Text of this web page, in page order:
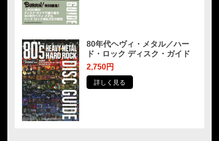
80年代ヘヴィ・メタル／ハー
ド・ロック ディスク・ガイド
2,750円
詳しく見る